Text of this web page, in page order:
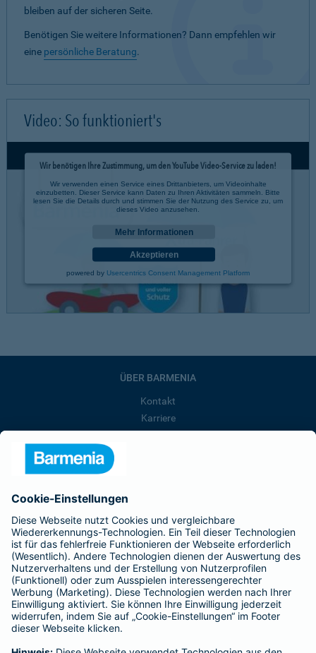
bleiben auf der sicheren Seite.
Benötigen Sie weitere Informationen? Dann empfehlen wir
eine persönliche Beratung.
Video: So funktioniert's
Wir benötigen Ihre Zustimmung, um den YouTube Video-Service zu laden!
Wir verwenden einen Service eines Drittanbieters, um Videoinhalte
einzubetten. Dieser Service kann Daten zu Ihren Aktivitäten sammeln. Bitte
lesen Sie die Details durch und stimmen Sie der Nutzung des Service zu, um
dieses Video anzusehen.
Mehr Informationen
Akzeptieren
powered by Usercentrics Consent Management Platform
ÜBER BARMENIA
Kontakt
Karriere
Barmenia ist Teil der BarmeniaGothaer
BELIEBTE SEITEN
Kranken-Zusatzversicherung
Tierversicherungen
Haftpflichtversicherung
Hausratversicherung